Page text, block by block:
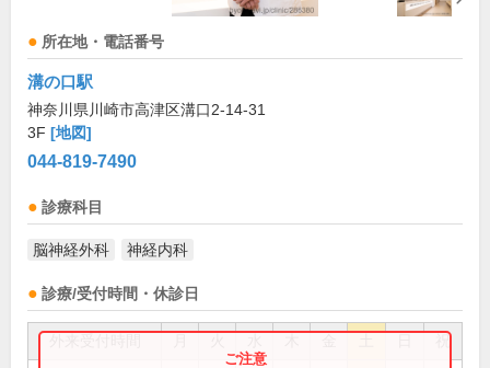
所在地・電話番号
溝の口駅
神奈川県川崎市高津区溝口2-14-31
3F [地図]
044-819-7490
診療科目
脳神経外科 神経内科
診療/受付時間・休診日
祝